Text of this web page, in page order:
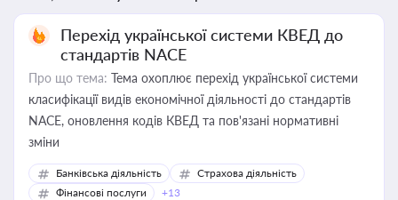
Перехід української системи КВЕД до
стандартів NACE
Про що тема: Тема охоплює перехід української системи
класифікації видів економічної діяльності до стандартів
NACE, оновлення кодів КВЕД та пов'язані нормативні
зміни
Банківська діяльність
Страхова діяльність
Фінансові послуги
+13